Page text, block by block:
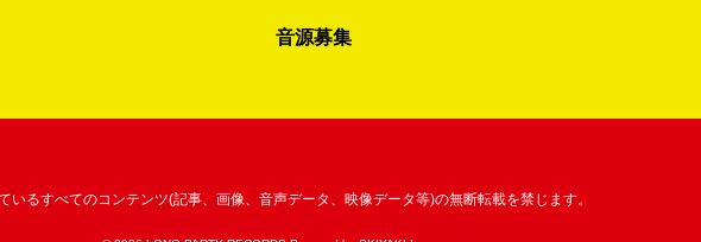
音源募集
いるすべてのコンテンツ(記事、画像、音声データ、映像データ等)の無断転載を禁じます。